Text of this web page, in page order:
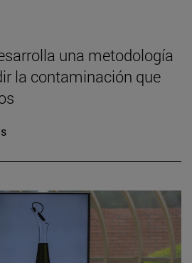
una metodología
la contaminación que